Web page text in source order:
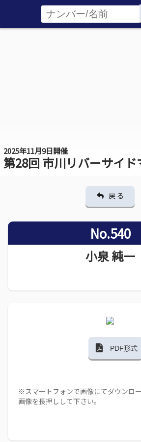
2025年11月9日開催
第28回 市川リバーサイド
戻 る
No.540
小泉 純一
PDF形式
※スマートフォンで画像にてダウンロ
画像を長押しして下さい。